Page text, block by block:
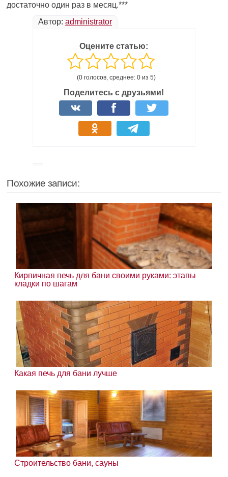
достаточно один раз в месяц.***
Автор: administrator
Оцените статью:
(0 голосов, среднее: 0 из 5)
Поделитесь с друзьями!
Похожие записи:
Кирпичная печь для бани своими руками: этапы
кладки по шагам
Какая печь для бани лучше
Строительство бани, сауны